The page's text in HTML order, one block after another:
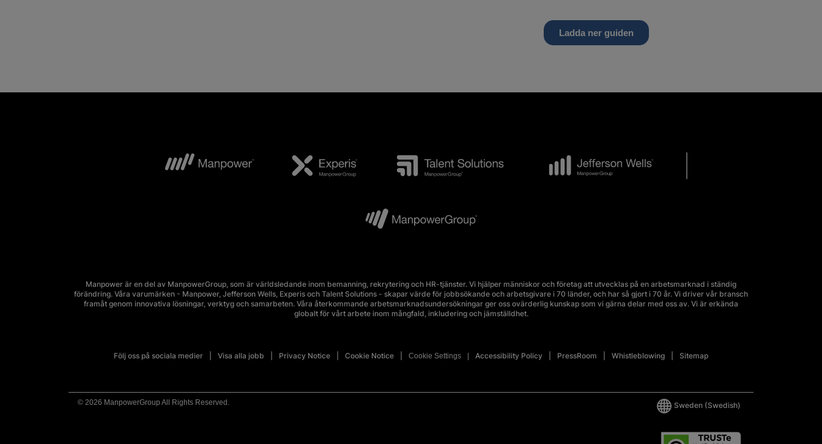
Manpower är en del av ManpowerGroup, som är världsledande inom bemanning, rekrytering och HR-tjänster. Vi hjälper människor och företag att utvecklas på en arbetsmarknad i ständig
förändring. Våra varumärken - Manpower, Jefferson Wells, Experis och Talent Solutions - skapar värde för jobbsökande och arbetsgivare i 70 länder, och har så gjort i 70 år. Vi driver vår bransch
framåt genom innovativa lösningar, verktyg och samarbeten. Våra återkommande arbetsmarknadsundersökningar ger oss ovärderlig kunskap som vi gärna delar med oss av. Vi är erkända
globalt för vårt arbete inom mångfald, inkludering och jämställdhet.
Följ oss på sociala medier Visa alla jobb Privacy Notice Cookie Notice Cookie Settings Accessibility Policy PressRoom Whistleblowing Sitemap
© 2026 ManpowerGroup All Rights Reserved. Sweden (Swedish)